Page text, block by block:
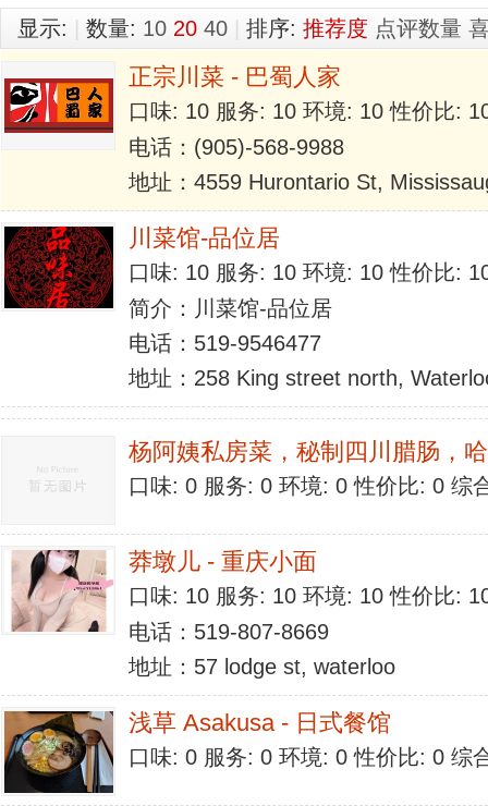
显示: 数量: 10 20 40 排序: 推荐度 点评数量
正宗川菜 - 巴蜀人家
口味: 10 服务: 10 环境: 10 性价比:
电话：(905)-568-9988
地址：4559 Hurontario St,
川菜馆-品位居
口味: 10 服务: 10 环境: 10 性价比:
简介：川菜馆-品位居
电话：519-9546477
地址：258 King street north,
杨阿姨私房菜，秘制四川腊肠，
口味: 0 服务: 0 环境: 0 性价比: 0 综
莽墩儿 - 重庆小面
口味: 10 服务: 10 环境: 10 性价比:
电话：519-807-8669
地址：57 lodge st, waterloo
浅草 Asakusa - 日式餐馆
口味: 0 服务: 0 环境: 0 性价比: 0 综